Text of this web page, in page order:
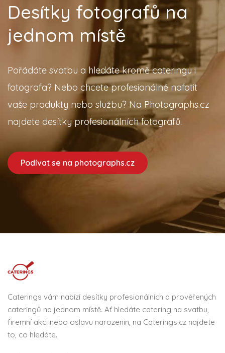
Desítky fotografů na
jednom místě
Pořádáte svatbu a hledáte kromě cateringu i
fotografa? Nebo chcete profesionálně nafotit
vaše produkty nebo službu? Na Photographs.cz
najdete desítky profesionálních fotografů.
Podívat se na photographs.cz
Caterings vám nabízí desítky profesionálních a prověřených
cateringů na jednom místě. Ať hledáte catering na svatbu,
firemní akci nebo oslavu narozenin, na Caterings.cz najdete
to, co hledáte.